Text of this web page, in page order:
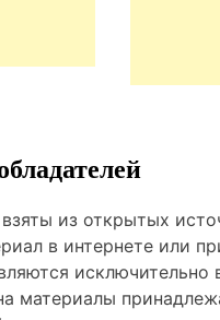
из открытых
в интернете или
исключительно
материалы